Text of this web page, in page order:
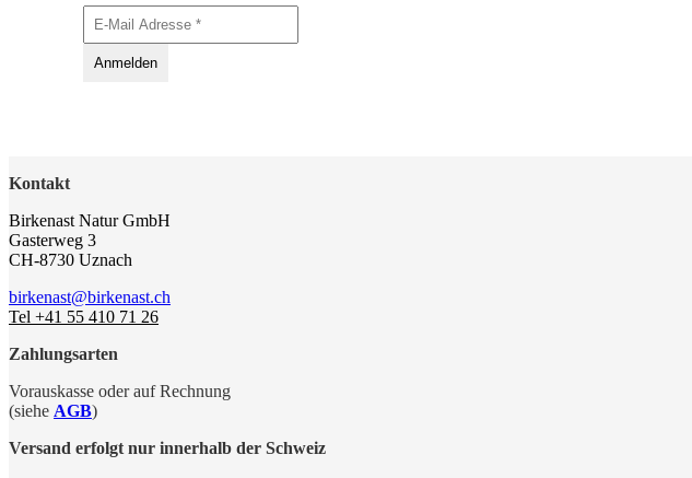
Kontakt
Birkenast Natur GmbH
Gasterweg 3
CH-8730 Uznach
birkenast@birkenast.ch
Tel +41 55 410 71 26
Zahlungsarten
Vorauskasse oder auf Rechnung
(siehe AGB)
Versand erfolgt nur innerhalb der Schweiz